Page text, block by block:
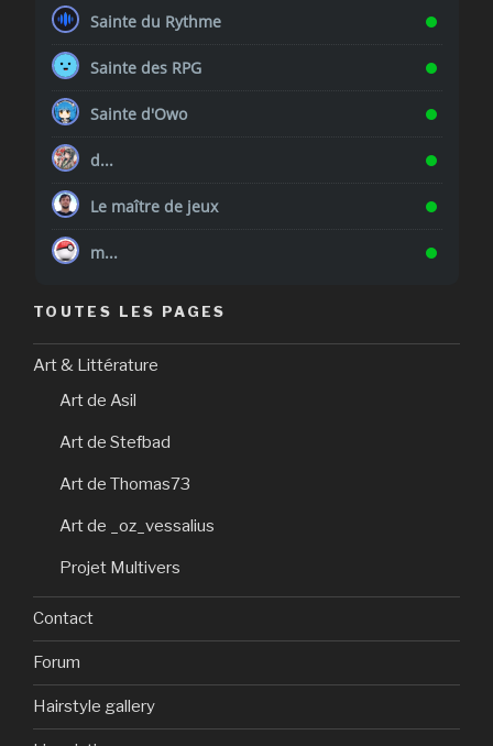
Sainte du Rythme
Sainte des RPG
Sainte d'Owo
d...
Le maître de jeux
m...
TOUTES LES PAGES
Art & Littérature
Art de Asil
Art de Stefbad
Art de Thomas73
Art de _oz_vessalius
Projet Multivers
Contact
Forum
Hairstyle gallery